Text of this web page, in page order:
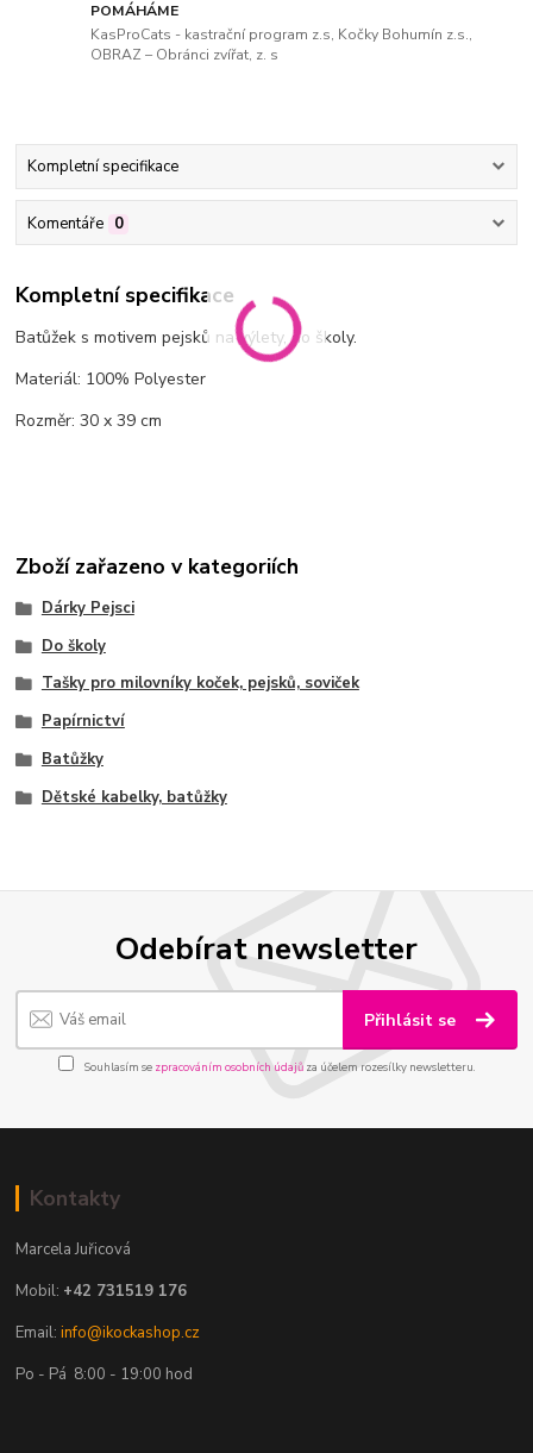
POMÁHÁME
KasProCats - kastrační program z.s, Kočky Bohumín z.s.,
OBRAZ – Obránci zvířat, z. s
Kompletní specifikace
Komentáře 0
Kompletní specifikace
Batůžek s motivem pejsků na výlety, do školy.
Materiál: 100% Polyester
Rozměr: 30 x 39 cm
Zboží zařazeno v kategoriích
Dárky Pejsci
Do školy
Tašky pro milovníky koček, pejsků, soviček
Papírnictví
Batůžky
Dětské kabelky, batůžky
Odebírat newsletter
Přihlásit se
Souhlasím se zpracováním osobních údajůza účelem rozesílky newsletteru.
Kontakty
Marcela Juřicová
Mobil: +42 731519 176
Email:info@ikockashop.cz
Po - Pá 8:00 - 19:00 hod